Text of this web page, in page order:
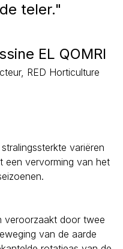
teler."
EL QOMRI
RED Horticulture
variëren
een vervorming van het
veroorzaakt door twee
van de aarde